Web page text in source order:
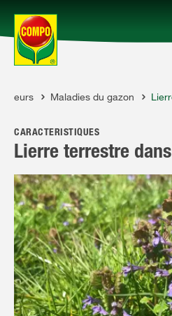
Produits
Conseil
Thèmes
Service
Qui sommes-nous?
Maladies du gazon
CARACTÉRISTIQUES
Lierre terrestre